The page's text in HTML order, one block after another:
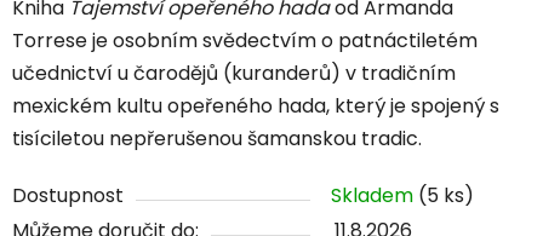
Kniha Tajemství opeřeného hadaod Armanda
Torrese je osobním svědectvím o patnáctiletém
učednictví u čarodějů (kuranderů) v tradičním
mexickém kultu opeřeného hada, který je spojený s
tisíciletou nepřerušenou šamanskou tradic.
Dostupnost Skladem (5 ks)